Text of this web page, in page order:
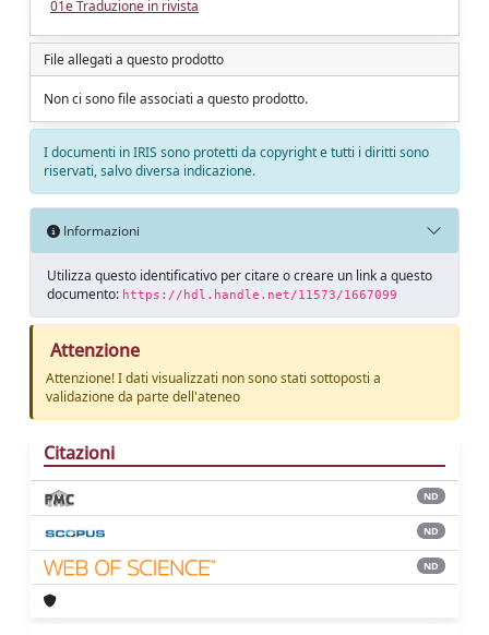
01e Traduzione in rivista
File allegati a questo prodotto
Non ci sono file associati a questo prodotto.
I documenti in IRIS sono protetti da copyright e tutti i diritti sono
riservati, salvo diversa indicazione.
Informazioni
Utilizza questo identificativo per citare o creare un link a questo
documento: https://hdl.handle.net/11573/1667099
Attenzione
Attenzione! I dati visualizzati non sono stati sottoposti a
validazione da parte dell'ateneo
Citazioni
ND
ND
ND